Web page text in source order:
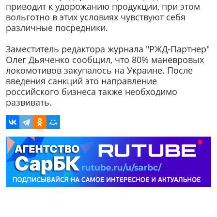
приводит к удорожанию продукции, при этом
вольготно в этих условиях чувствуют себя
различные посредники.
Заместитель редактора журнала "РЖД-Партнер"
Олег Дьяченко сообщил, что 80% маневровых
локомотивов закупалось на Украине. После
введения санкций это направление
российского бизнеса также необходимо
развивать.